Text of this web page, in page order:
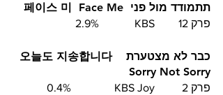
תתמודד מול פני  페이스 미  Face Me
פרק 12	KBS		2.9%
כבר לא מצטערת  오늘도 지송합니다
Sorry Not Sorry
פרק 2	KBS Joy		0.4%